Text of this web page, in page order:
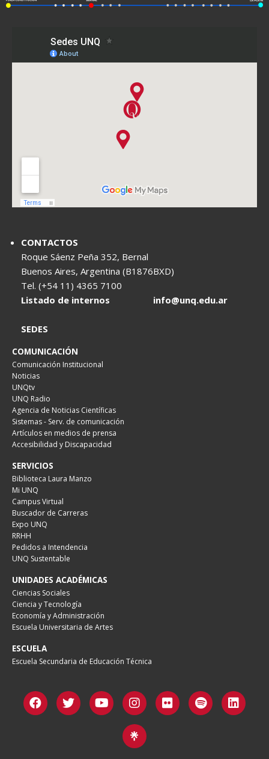
CONTACTOS
Roque Sáenz Peña 352, Bernal
Buenos Aires, Argentina (B1876BXD)
Tel. (+54 11) 4365 7100
Listado de internos
info@unq.edu.ar
SEDES
COMUNICACIÓN
Comunicación Institucional
Noticias
UNQtv
UNQ Radio
Agencia de Noticias Científicas
Sistemas - Serv. de comunicación
Artículos en medios de prensa
Accesibilidad y Discapacidad
SERVICIOS
Biblioteca Laura Manzo
Mi UNQ
Campus Virtual
Buscador de Carreras
Expo UNQ
RRHH
Pedidos a Intendencia
UNQ Sustentable
UNIDADES ACADÉMICAS
Ciencias Sociales
Ciencia y Tecnología
Economía y Administración
Escuela Universitaria de Artes
ESCUELA
Escuela Secundaria de Educación Técnica